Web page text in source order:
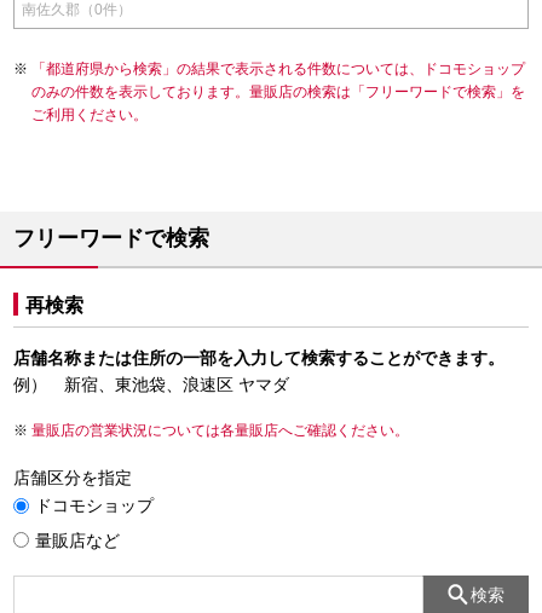
南佐久郡（0件）
「都道府県から検索」の結果で表示される件数については、ドコモショップ
のみの件数を表示しております。量販店の検索は「フリーワードで検索」を
ご利用ください。
フリーワードで検索
再検索
店舗名称または住所の一部を入力して検索することができます。
例） 新宿、東池袋、浪速区 ヤマダ
量販店の営業状況については各量販店へご確認ください。
店舗区分を指定
ドコモショップ
量販店など
検索